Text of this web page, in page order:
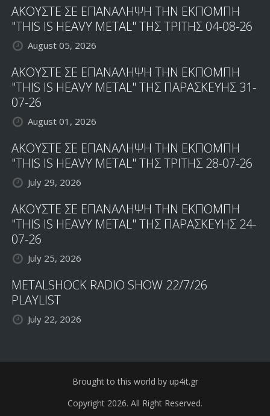
ΑΚΟΥΣΤΕ ΣΕ ΕΠΑΝΑΛΗΨΗ ΤΗΝ ΕΚΠΟΜΠΗ
"THIS IS HEAVY METAL" ΤΗΣ ΤΡΙΤΗΣ 04-08-26
August 05, 2026
ΑΚΟΥΣΤΕ ΣΕ ΕΠΑΝΑΛΗΨΗ ΤΗΝ ΕΚΠΟΜΠΗ
"THIS IS HEAVY METAL" ΤΗΣ ΠΑΡΑΣΚΕΥΗΣ 31-
07-26
August 01, 2026
ΑΚΟΥΣΤΕ ΣΕ ΕΠΑΝΑΛΗΨΗ ΤΗΝ ΕΚΠΟΜΠΗ
"THIS IS HEAVY METAL" ΤΗΣ ΤΡΙΤΗΣ 28-07-26
July 29, 2026
ΑΚΟΥΣΤΕ ΣΕ ΕΠΑΝΑΛΗΨΗ ΤΗΝ ΕΚΠΟΜΠΗ
"THIS IS HEAVY METAL" ΤΗΣ ΠΑΡΑΣΚΕΥΗΣ 24-
07-26
July 25, 2026
METALSHOCK RADIO SHOW 22/7/26
PLAYLIST
July 22, 2026
Brought to this world by up4it.gr
Copyright 2026. All Right Reserved.